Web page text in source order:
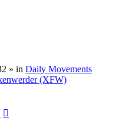
» in Daily Movements
(XFW)